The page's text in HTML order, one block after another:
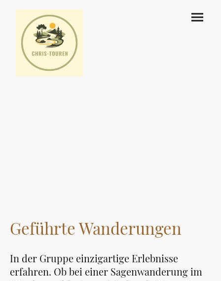
Geführte Wanderungen
In der Gruppe einzigartige Erlebnisse
erfahren. Ob bei einer Sagenwanderung im